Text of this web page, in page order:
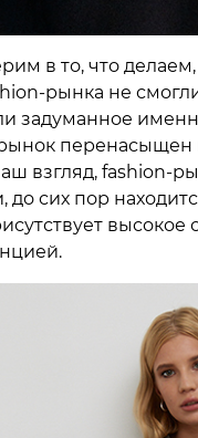
в то, что
рынка не
задуманное
взгляд, fashion-
до сих пор
высокое